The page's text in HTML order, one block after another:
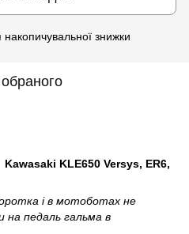
знижки
KLE650 Versys, ER6,
і в мотоботах не
на педаль гальма в